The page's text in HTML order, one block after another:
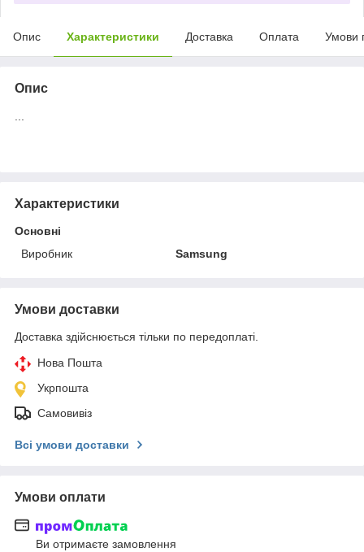
Опис Характеристики Доставка Оплата Умови
Опис
Характеристики
Основні
Виробник
Samsung
Умови доставки
Доставка здійснюється тільки по передоплаті.
Нова Пошта
Укрпошта
Самовивіз
Всі умови доставки
Умови оплати
Ви отримаєте замовлення